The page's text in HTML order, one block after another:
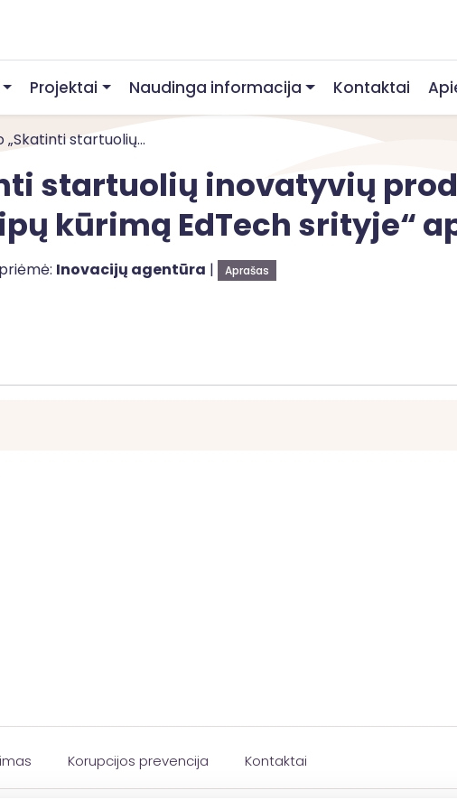
Projektai Naudinga informacija Kontaktai
„Skatinti startuolių...
startuolių inovatyvių
kūrimą EdTech srityje“
Inovacijų agentūra | Aprašas
Korupcijos prevencija Kontaktai